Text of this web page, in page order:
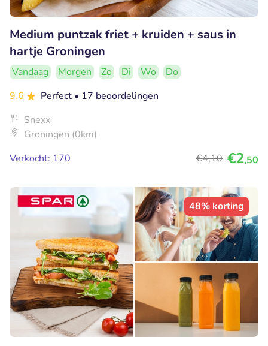
Medium puntzak friet + kruiden + saus in
hartje Groningen
Vandaag Morgen Zo Di Wo
Do
9.6
Perfect • 17 beoordelingen
Snexx
Groningen (0km)
Verkocht: 170
€4,10 €2,50
48% korting